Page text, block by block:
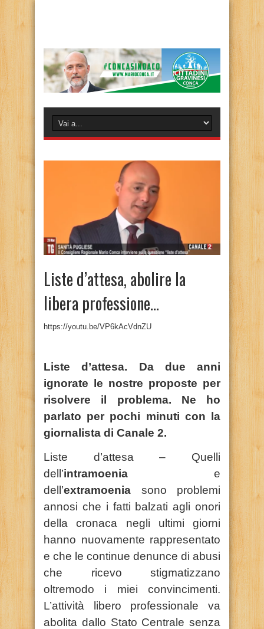
Liste d’attesa, abolire la
libera professione…
https://youtu.be/VP6kAcVdnZU
Liste d’attesa. Da due anni
ignorate le nostre proposte per
risolvere il problema. Ne ho
parlato per pochi minuti con la
giornalista di Canale 2.
Liste d’attesa – Quelli
dell’intramoenia e
dell’extramoenia sono problemi
annosi che i fatti balzati agli onori
della cronaca negli ultimi giorni
hanno nuovamente rappresentato
e che le continue denunce di abusi
che ricevo stigmatizzano
oltremodo i miei convincimenti.
L’attività libero professionale va
abolita dallo Stato Centrale senza